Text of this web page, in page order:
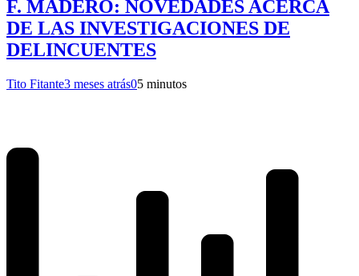
F. MADERO: NOVEDADES ACERCA
DE LAS INVESTIGACIONES DE
DELINCUENTES
Tito Fitante3 meses atrás05 minutos